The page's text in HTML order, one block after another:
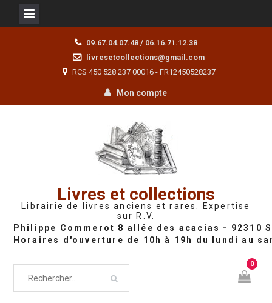
09.67.04.07.48 / 06.16.71.12.38
livresetcollections@gmail.com
RCS 450 528 237 00016 - FR12450528237
Mon compte
Livres et collections
Librairie de livres anciens et rares. Expertise
sur R.V.
0